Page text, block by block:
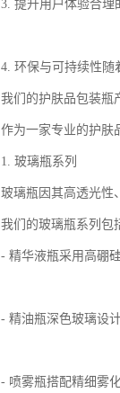
3. 提升用户体验合理
4. 环保与可持续性随
我们的护肤品包装瓶
作为一家专业的护肤
1. 玻璃瓶系列
玻璃瓶因其高透光性
我们的玻璃瓶系列包
- 精华液瓶采用高硼
- 精油瓶深色玻璃设
- 喷雾瓶搭配精细雾